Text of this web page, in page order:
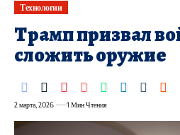
Технологии
Трамп призвал
сложить оружие
2 марта, 2026 1 Мин Чтения